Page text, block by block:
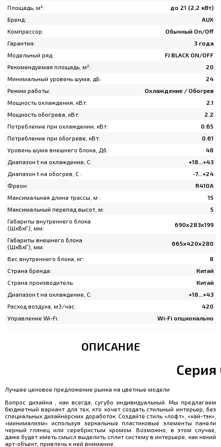
Площадь, м²:
до 21 (2,2 кВт)
Бренд:
AUX
Компрессор:
Обычный On/Off
Гарантия:
3 года
Модельный ряд:
FJ BLACK ON/OFF
Рекомендуемая площадь, м²:
20
Минимальный уровень шума, дБ:
24
Режим работы:
Охлаждение / Обогрев
Мощность охлаждения, кВт:
2.1
Мощность обогрева, кВт:
2.2
Потребление при охлаждении, кВт:
0.65
Потребление при обогреве, кВт:
0.61
Уровень шума внешнего блока, Дб:
48
Диапазон t на охлаждение, C:
+18...+43
Диапазон t на обогрев, C :
-7...+24
Фреон:
R410A
Максимальная длина трассы, м :
15
Максимальный перепад высот, м:
5
Габариты внутреннего блока
(ШхВхГ), мм:
690x283x199
Габариты внешнего блока
(ШхВхГ), мм:
665х420х280
Вес внутреннего блока, кг:
8
Страна бренда:
Китай
Страна производитель:
Китай
Диапазон t на охлаждение, C:
+18...+43
Расход воздуха, м3/час:
420
Управление Wi-Fi:
Wi-Fi опционально
ОПИСАНИЕ
Серия
Лучшее ценовое предложение рынка на цветные модели
Вопрос дизайна , как всегда, сугубо индивидуальный. Мы предлагаем
бюджетный вариант для тех, кто хочет создать стильный интерьер, без
специальных дизайнерских доработок. Создайте стиль «лофт», «хай-тэк»,
«минимализм» используя зеркальные пластиковые элементы панели
черный глянец или серебристым хромом. Возможно, в этом случае,
даже будет иметь смысл выделить сплит систему в интерьере, как некий
арт-объект, привлечь к ней внимание.